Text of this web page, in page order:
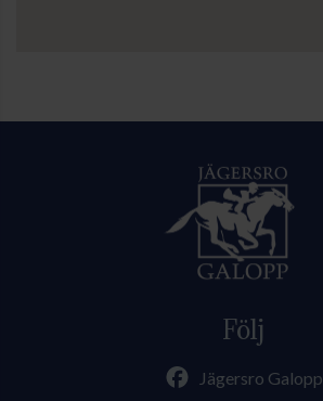
Följ
Jägersro Galopp